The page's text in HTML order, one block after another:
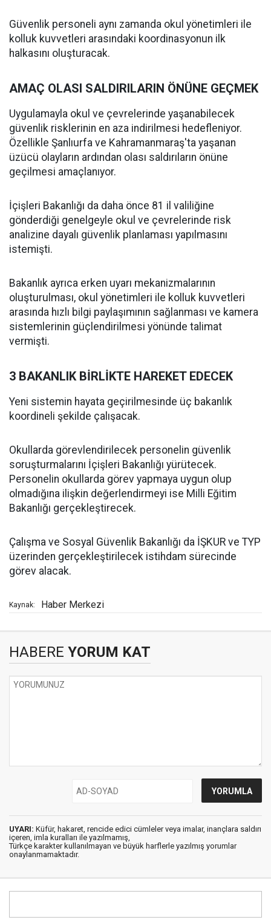
Güvenlik personeli aynı zamanda okul yönetimleri ile
kolluk kuvvetleri arasındaki koordinasyonun ilk
halkasını oluşturacak.
AMAÇ OLASI SALDIRILARIN ÖNÜNE GEÇMEK
Uygulamayla okul ve çevrelerinde yaşanabilecek
güvenlik risklerinin en aza indirilmesi hedefleniyor.
Özellikle Şanlıurfa ve Kahramanmaraş'ta yaşanan
üzücü olayların ardından olası saldırıların önüne
geçilmesi amaçlanıyor.
İçişleri Bakanlığı da daha önce 81 il valiliğine
gönderdiği genelgeyle okul ve çevrelerinde risk
analizine dayalı güvenlik planlaması yapılmasını
istemişti.
Bakanlık ayrıca erken uyarı mekanizmalarının
oluşturulması, okul yönetimleri ile kolluk kuvvetleri
arasında hızlı bilgi paylaşımının sağlanması ve kamera
sistemlerinin güçlendirilmesi yönünde talimat
vermişti.
3 BAKANLIK BİRLİKTE HAREKET EDECEK
Yeni sistemin hayata geçirilmesinde üç bakanlık
koordineli şekilde çalışacak.
Okullarda görevlendirilecek personelin güvenlik
soruşturmalarını İçişleri Bakanlığı yürütecek.
Personelin okullarda görev yapmaya uygun olup
olmadığına ilişkin değerlendirmeyi ise Milli Eğitim
Bakanlığı gerçekleştirecek.
Çalışma ve Sosyal Güvenlik Bakanlığı da İŞKUR ve TYP
üzerinden gerçekleştirilecek istihdam sürecinde
görev alacak.
Kaynak: Haber Merkezi
HABERE YORUM KAT
UYARI: Küfür, hakaret, rencide edici cümleler veya imalar, inançlara saldırı
içeren, imla kuralları ile yazılmamış,
Türkçe karakter kullanılmayan ve büyük harflerle yazılmış yorumlar
onaylanmamaktadır.